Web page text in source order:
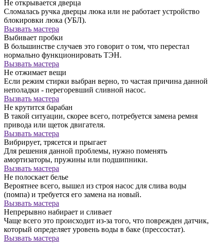
Не открывается дверца
Сломалась ручка дверцы люка или не работает устройство
блокировки люка (УБЛ).
Вызвать мастера
Выбивает пробки
В большинстве случаев это говорит о том, что перестал
нормально функционировать ТЭН.
Вызвать мастера
Не отжимает вещи
Если режим стирки выбран верно, то частая причина данной
неполадки - перегоревший сливной насос.
Вызвать мастера
Не крутится барабан
В такой ситуации, скорее всего, потребуется замена ремня
привода или щеток двигателя.
Вызвать мастера
Вибрирует, трясется и прыгает
Для решения данной проблемы, нужно поменять
амортизаторы, пружины или подшипники.
Вызвать мастера
Не полоскает белье
Вероятнее всего, вышел из строя насос для слива воды
(помпа) и требуется его замена на новый.
Вызвать мастера
Непрерывно набирает и сливает
Чаще всего это происходит из-за того, что поврежден датчик,
который определяет уровень воды в баке (прессостат).
Вызвать мастера